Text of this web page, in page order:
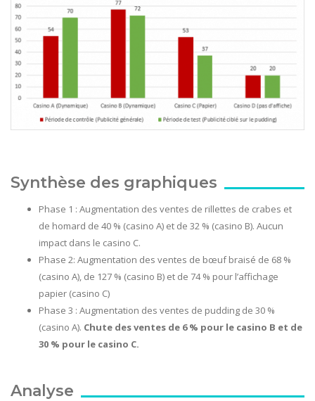
Synthèse des graphiques
Phase 1 : Augmentation des ventes de rillettes de crabes et
de homard de 40 % (casino A) et de 32 % (casino B). Aucun
impact dans le casino C.
Phase 2: Augmentation des ventes de bœuf braisé de 68 %
(casino A), de 127 % (casino B) et de 74 % pour l’affichage
papier (casino C)
Phase 3 : Augmentation des ventes de pudding de 30 %
(casino A). Chute des ventes de 6 % pour le casino B et de
30 % pour le casino C.
Analyse